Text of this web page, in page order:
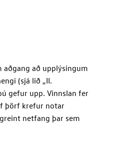
að upplýsingum
(sjá lið „II.
gefur upp. Vinnslan fer
þörf krefur notar
netfang þar sem